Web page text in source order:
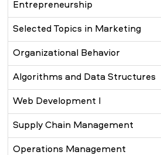
Entrepreneurship
Selected Topics in Marketing
Organizational Behavior
Algorithms and Data Structures
Web Development I
Supply Chain Management
Operations Management